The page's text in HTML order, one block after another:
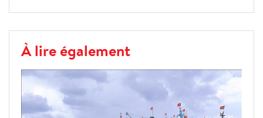
À lire également